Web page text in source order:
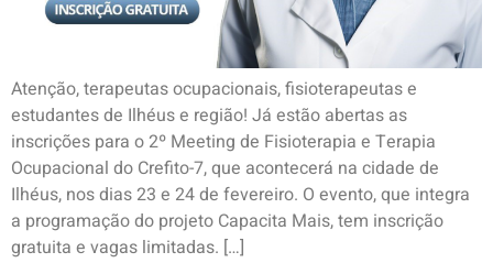
Atenção, terapeutas ocupacionais, fisioterapeutas e
estudantes de Ilhéus e região! Já estão abertas as
inscrições para o 2º Meeting de Fisioterapia e Terapia
Ocupacional do Crefito-7, que acontecerá na cidade de
Ilhéus, nos dias 23 e 24 de fevereiro. O evento, que integra
a programação do projeto Capacita Mais, tem inscrição
gratuita e vagas limitadas. […]